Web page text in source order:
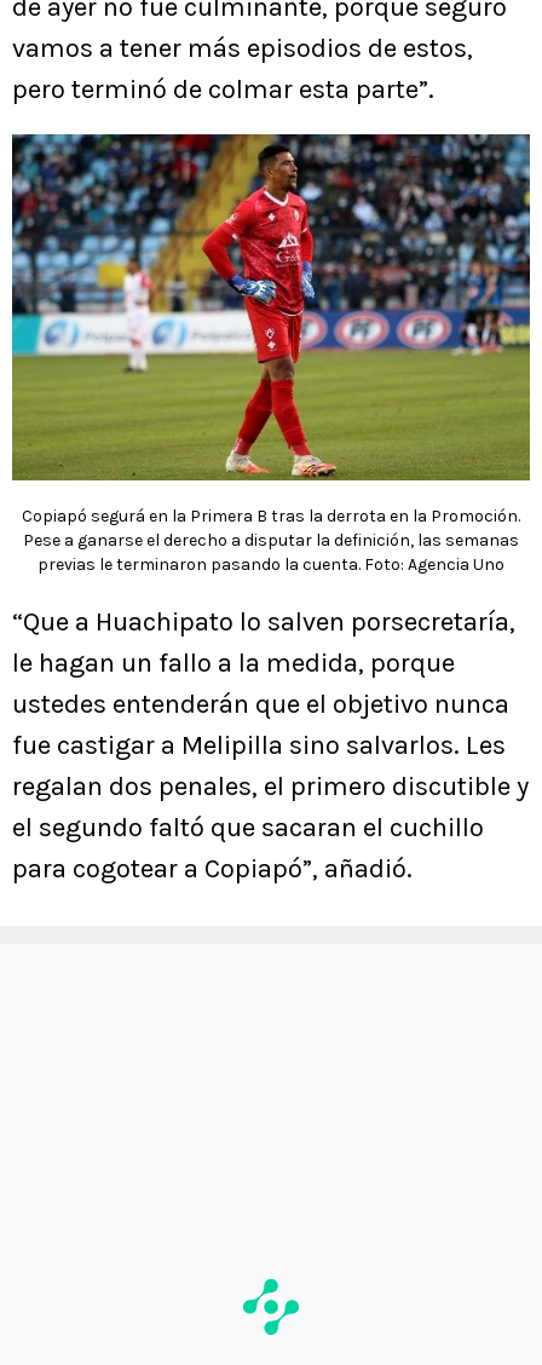
de ayer no fue culminante, porque seguro
vamos a tener más episodios de estos,
pero terminó de colmar esta parte”.
Copiapó segurá en la Primera B tras la derrota en la Promoción.
Pese a ganarse el derecho a disputar la definición, las semanas
previas le terminaron pasando la cuenta. Foto: Agencia Uno
“Que a Huachipato lo salven porsecretaría,
le hagan un fallo a la medida, porque
ustedes entenderán que el objetivo nunca
fue castigar a Melipilla sino salvarlos. Les
regalan dos penales, el primero discutible y
el segundo faltó que sacaran el cuchillo
para cogotear a Copiapó”, añadió.